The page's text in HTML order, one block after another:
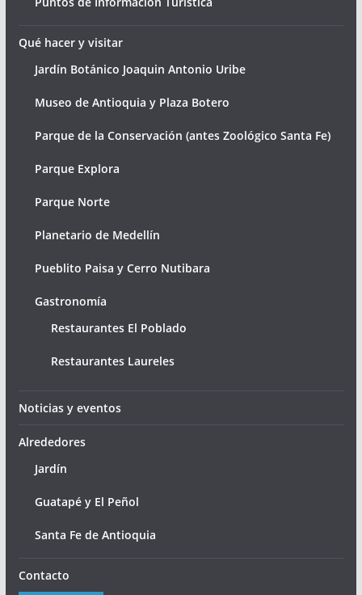
Qué hacer y visitar
Jardín Botánico Joaquin Antonio Uribe
Museo de Antioquia y Plaza Botero
Parque de la Conservación (antes Zoológico Santa Fe)
Parque Explora
Parque Norte
Planetario de Medellín
Pueblito Paisa y Cerro Nutibara
Gastronomía
Restaurantes El Poblado
Restaurantes Laureles
Noticias y eventos
Alrededores
Jardín
Guatapé y El Peñol
Santa Fe de Antioquia
Contacto